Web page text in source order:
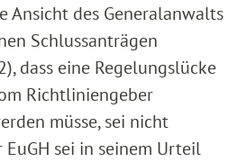
Ansicht des Generalanwalts
Schlussanträgen
dass eine Regelungslücke
Richtliniengeber
müsse, sei nicht
EuGH sei in seinem Urteil